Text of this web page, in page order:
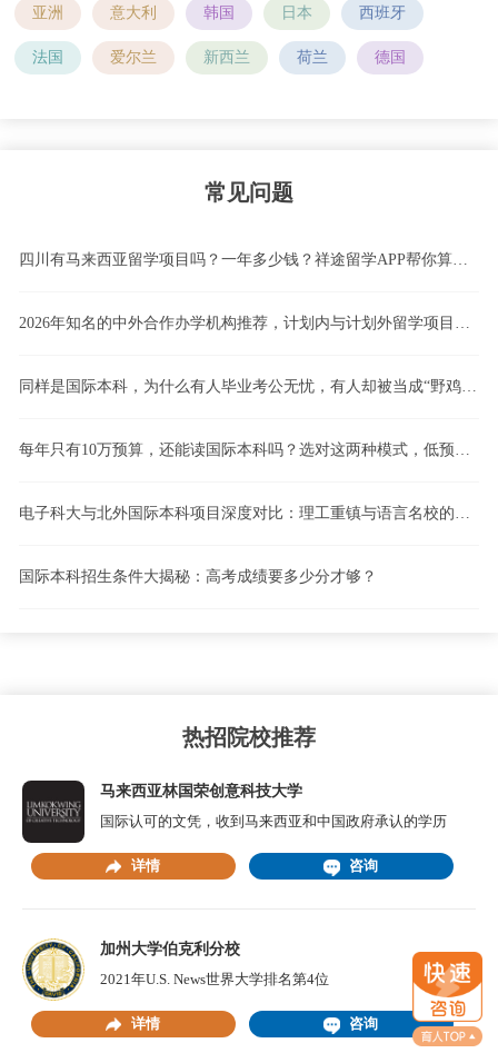
亚洲 意大利 韩国 日本 西班牙
法国 爱尔兰 新西兰 荷兰 德国
常见问题
四川有马来西亚留学项目吗？一年多少钱？祥途留学APP帮你算清这笔账！
2026年知名的中外合作办学机构推荐，计划内与计划外留学项目怎么选，4+0、3+1、2+2国际本科模式深度解析
同样是国际本科，为什么有人毕业考公无忧，有人却被当成“野鸡”？计划内留学vs计划外留学，一文看懂！
每年只有10万预算，还能读国际本科吗？选对这两种模式，低预算也能逆袭！
电子科大与北外国际本科项目深度对比：理工重镇与语言名校的路径博弈
国际本科招生条件大揭秘：高考成绩要多少分才够？
热招院校推荐
马来西亚林国荣创意科技大学
国际认可的文凭，收到马来西亚和中国政府承认的学历
详情 咨询
加州大学伯克利分校
2021年U.S. News世界大学排名第4位
详情 咨询